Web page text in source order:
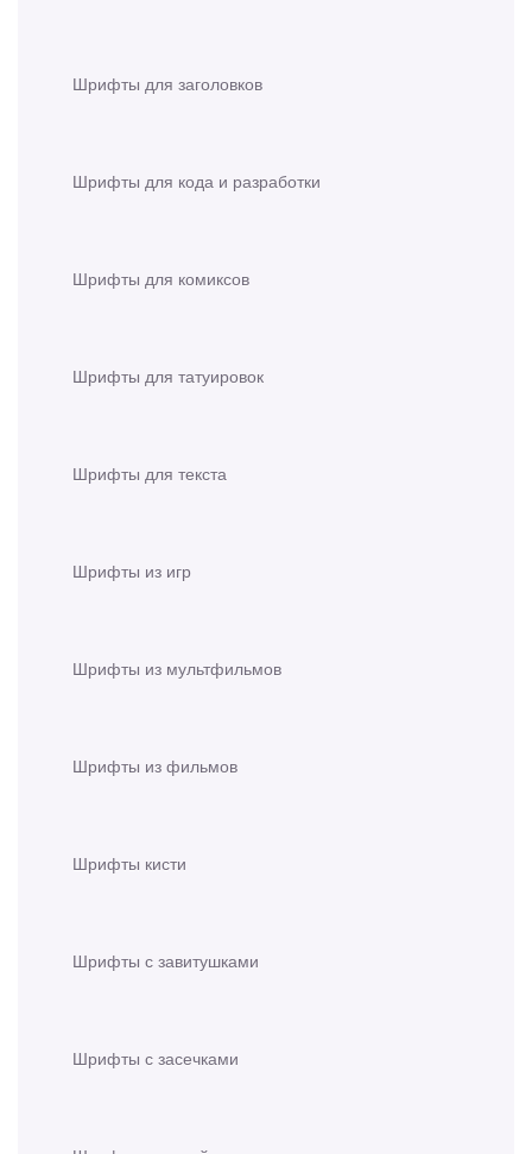
Шрифты для заголовков
Шрифты для кода и разработки
Шрифты для комиксов
Шрифты для татуировок
Шрифты для текста
Шрифты из игр
Шрифты из мультфильмов
Шрифты из фильмов
Шрифты кисти
Шрифты с завитушками
Шрифты с засечками